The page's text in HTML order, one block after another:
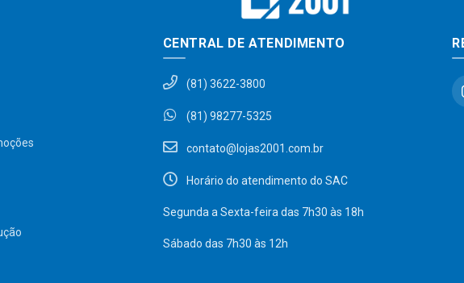
CENTRAL DE ATENDIMENTO
(81) 3622-3800
(81) 98277-5325
contato@lojas2001.com.br
Horário do atendimento do SAC
Segunda a Sexta-feira das 7h30 às 18h
Sábado das 7h30 às 12h